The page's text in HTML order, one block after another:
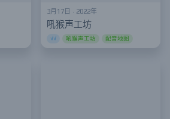
3月17日 · 2022年
吼猴声工坊
√√ 吼猴声工坊 配音地图